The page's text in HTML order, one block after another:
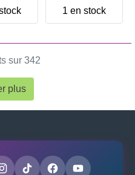
CT)
Millième (18 CT)
1,75g
1 en stock
sur 342
plus